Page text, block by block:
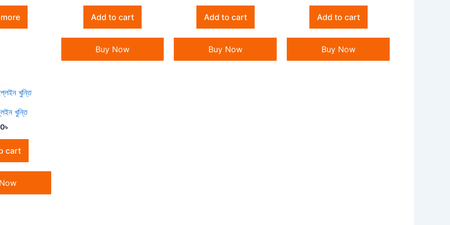
Add to cart
Buy Now
Add to cart
Buy Now
Add to cart
Buy Now
খুন্তি
৳
cart